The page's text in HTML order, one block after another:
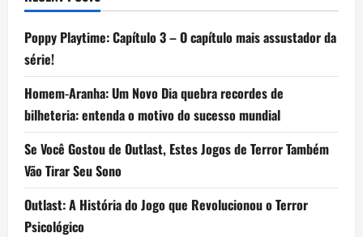
Poppy Playtime: Capítulo 3 – O capítulo mais assustador da
série!
Homem-Aranha: Um Novo Dia quebra recordes de
bilheteria: entenda o motivo do sucesso mundial
Se Você Gostou de Outlast, Estes Jogos de Terror Também
Vão Tirar Seu Sono
Outlast: A História do Jogo que Revolucionou o Terror
Psicológico